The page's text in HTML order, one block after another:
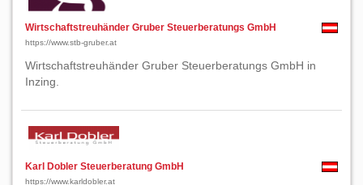
Wirtschaftstreuhänder Gruber Steuerberatungs GmbH
https://www.stb-gruber.at
Wirtschaftstreuhänder Gruber Steuerberatungs GmbH in
Inzing.
Karl Dobler Steuerberatung GmbH
https://www.karldobler.at